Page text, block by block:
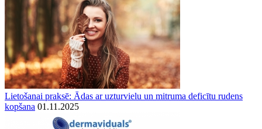
Lietošanai praksē: Ādas ar uzturvielu un mitruma deficītu rudens
kopšana 01.11.2025